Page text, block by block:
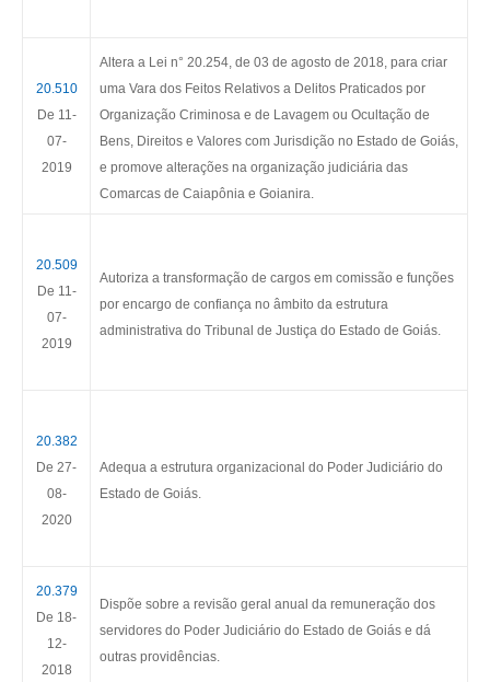
20.510
De 11-
07-
2019
Altera a Lei n° 20.254, de 03 de agosto de 2018, para criar
uma Vara dos Feitos Relativos a Delitos Praticados por
Organização Criminosa e de Lavagem ou Ocultação de
Bens, Direitos e Valores com Jurisdição no Estado de Goiás,
e promove alterações na organização judiciária das
Comarcas de Caiapônia e Goianira.
20.509
De 11-
07-
2019
Autoriza a transformação de cargos em comissão e funções
por encargo de confiança no âmbito da estrutura
administrativa do Tribunal de Justiça do Estado de Goiás.
20.382
De 27-
08-
2020
Adequa a estrutura organizacional do Poder Judiciário do
Estado de Goiás.
20.379
De 18-
12-
2018
Dispõe sobre a revisão geral anual da remuneração dos
servidores do Poder Judiciário do Estado de Goiás e dá
outras providências.